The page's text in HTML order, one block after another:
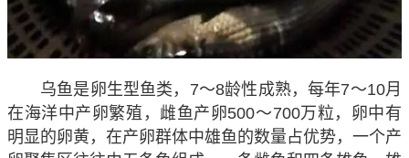
乌鱼是卵生型鱼类，7～8龄性成熟，每年7～10月
在海洋中产卵繁殖，雌鱼产卵500～700万粒，卵中有
明显的卵黄，在产卵群体中雄鱼的数量占优势，一个产